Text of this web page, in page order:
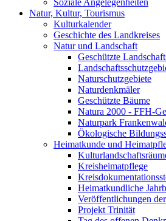
Soziale Angelegenheiten
Natur, Kultur, Tourismus
Kulturkalender
Geschichte des Landkreises
Natur und Landschaft
Geschützte
Naturschutzgebiete
Naturdenkmäler
Geschützte Bäume
Natura 2000 - FFH-
Naturpark
Ökologische
Heimatkunde und
Kreisheimatpflege
Heimatkundliche
Veröffentlichungen
Projekt Trinität